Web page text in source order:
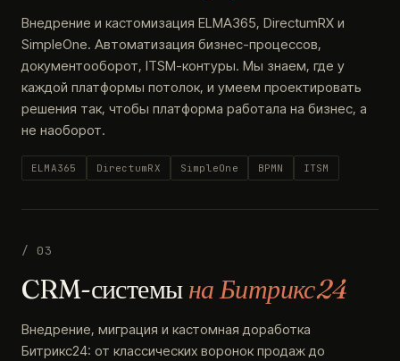
Внедрение и кастомизация ELMA365, DirectumRX и
SimpleOne. Автоматизация бизнес-процессов,
документооборот, ITSM-контуры. Мы знаем, где у
каждой платформы потолок, и умеем проектировать
решения так, чтобы платформа работала на бизнес, а
не наоборот.
ELMA365 DirectumRX SimpleOne BPMN ITSM
/ 03
CRM-системына Битрикс24
Внедрение, миграция и кастомная доработка
Битрикс24: от классических воронок продаж до